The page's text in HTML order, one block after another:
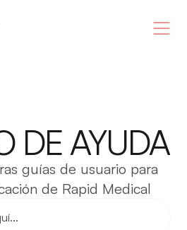
DE AYUDA
guías de usuario para
de Rapid Medical